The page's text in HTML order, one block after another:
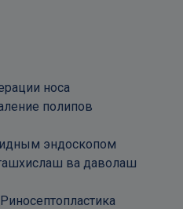
носа
полипов
эндоскопом
ва даволаш